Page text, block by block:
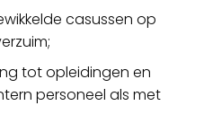
casussen op
tot opleidingen en
personeel als met